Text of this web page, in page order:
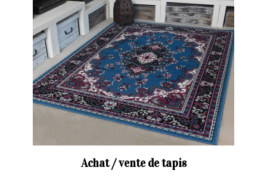
Achat / vente de tapis